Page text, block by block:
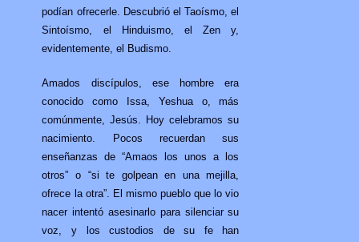
podían ofrecerle. Descubrió el Taoísmo, el
Sintoísmo, el Hinduismo, el Zen y,
evidentemente, el Budismo.
Amados discípulos, ese hombre era
conocido como Issa, Yeshua o, más
comúnmente, Jesús. Hoy celebramos su
nacimiento. Pocos recuerdan sus
enseñanzas de “Amaos los unos a los
otros” o “si te golpean en una mejilla,
ofrece la otra”. El mismo pueblo que lo vio
nacer intentó asesinarlo para silenciar su
voz, y los custodios de su fe han